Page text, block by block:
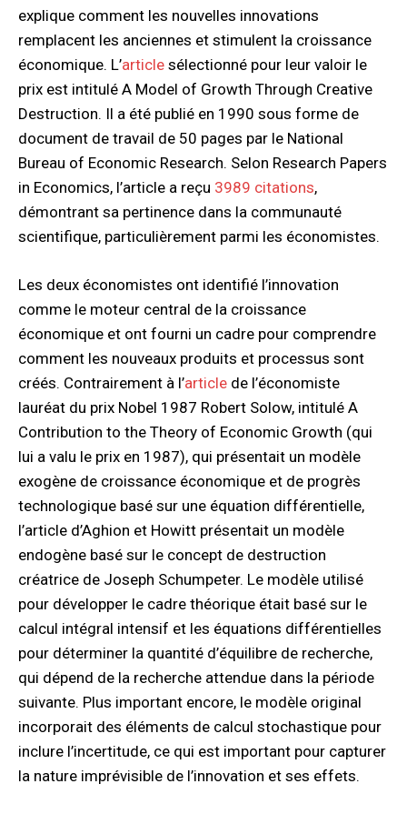
explique comment les nouvelles innovations
remplacent les anciennes et stimulent la croissance
économique. L’article sélectionné pour leur valoir le
prix est intitulé A Model of Growth Through Creative
Destruction. Il a été publié en 1990 sous forme de
document de travail de 50 pages par le National
Bureau of Economic Research. Selon Research Papers
in Economics, l’article a reçu 3989 citations,
démontrant sa pertinence dans la communauté
scientifique, particulièrement parmi les économistes.
Les deux économistes ont identifié l’innovation
comme le moteur central de la croissance
économique et ont fourni un cadre pour comprendre
comment les nouveaux produits et processus sont
créés. Contrairement à l’article de l’économiste
lauréat du prix Nobel 1987 Robert Solow, intitulé A
Contribution to the Theory of Economic Growth (qui
lui a valu le prix en 1987), qui présentait un modèle
exogène de croissance économique et de progrès
technologique basé sur une équation différentielle,
l’article d’Aghion et Howitt présentait un modèle
endogène basé sur le concept de destruction
créatrice de Joseph Schumpeter. Le modèle utilisé
pour développer le cadre théorique était basé sur le
calcul intégral intensif et les équations différentielles
pour déterminer la quantité d’équilibre de recherche,
qui dépend de la recherche attendue dans la période
suivante. Plus important encore, le modèle original
incorporait des éléments de calcul stochastique pour
inclure l’incertitude, ce qui est important pour capturer
la nature imprévisible de l’innovation et ses effets.